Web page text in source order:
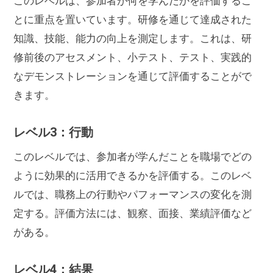
とに重点を置いています。研修を通じて達成された
知識、技能、能力の向上を測定します。これは、研
修前後のアセスメント、小テスト、テスト、実践的
なデモンストレーションを通じて評価することがで
きます。
レベル3：行動
このレベルでは、参加者が学んだことを職場でどの
ように効果的に活用できるかを評価する。このレベ
ルでは、職務上の行動やパフォーマンスの変化を測
定する。評価方法には、観察、面接、業績評価など
がある。
レベル4：結果